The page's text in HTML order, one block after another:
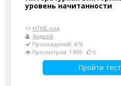
уровень начитанности
HTML-код
Андрей
Прохождений: 476
Просмотров: 1 899
6
Пройти тест